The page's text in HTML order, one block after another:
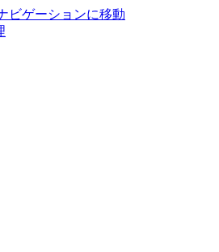
ビゲーションに移動